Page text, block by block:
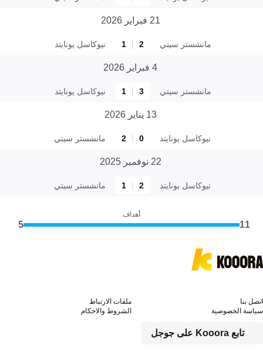
21 فبراير 2026
مانشستر سيتي 2
1 نيوكاسل يونايتد
4 فبراير 2026
مانشستر سيتي 3
1 نيوكاسل يونايتد
13 يناير 2026
نيوكاسل يونايتد 0
2 مانشستر سيتي
22 نوفمبر 2025
نيوكاسل يونايتد 2
1 مانشستر سيتي
أهداف
11
5
تابع Kooora على جوجل
اتصل بنا
ملفات الارتباط
سياسة الخصوصية
الشروط والاحكام